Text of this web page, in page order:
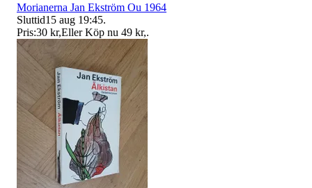
Morianerna Jan Ekström Ou 1964
Sluttid15 aug 19:45.
Pris:30 kr,Eller Köp nu 49 kr,.